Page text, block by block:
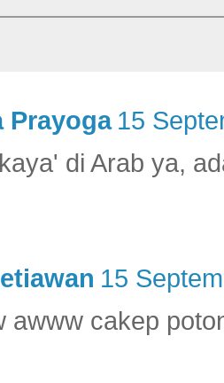
Prayoga 15
di Arab ya,
15
awww cakep